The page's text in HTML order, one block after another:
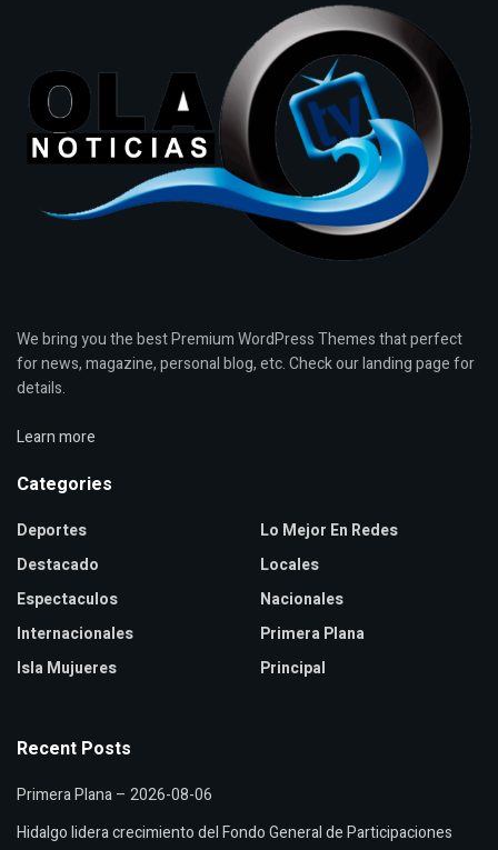
We bring you the best Premium WordPress Themes that perfect
for news, magazine, personal blog, etc. Check our landing page for
details.
Learn more
Categories
Deportes
Destacado
Espectaculos
Internacionales
Isla Mujueres
Lo Mejor En Redes
Locales
Nacionales
Primera Plana
Principal
Recent Posts
Primera Plana – 2026-08-06
Hidalgo lidera crecimiento del Fondo General de Participaciones